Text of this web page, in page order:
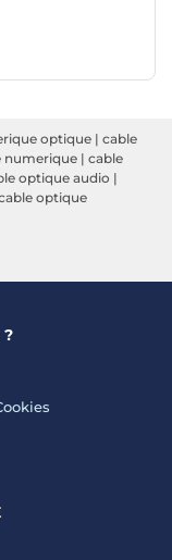
optique | cable
numerique | cable
optique audio |
optique
?